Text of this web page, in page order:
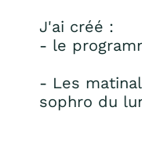
J'ai créé :
- le
- Les
sophro du